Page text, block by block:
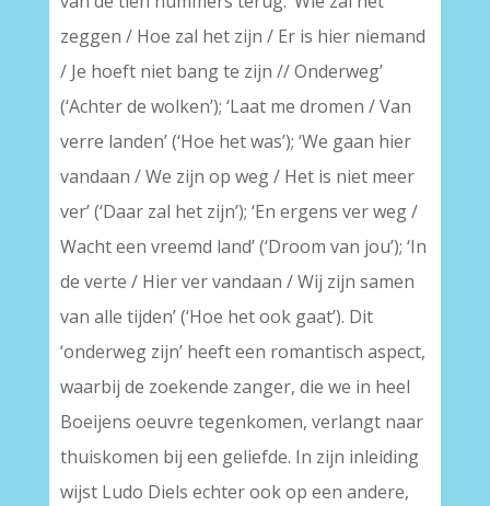
zeggen / Hoe zal het zijn / Er is hier niemand
/ Je hoeft niet bang te zijn // Onderweg’
(‘Achter de wolken’); ‘Laat me dromen / Van
verre landen’ (‘Hoe het was’); ‘We gaan hier
vandaan / We zijn op weg / Het is niet meer
ver’ (‘Daar zal het zijn’); ‘En ergens ver weg /
Wacht een vreemd land’ (‘Droom van jou’); ‘In
de verte / Hier ver vandaan / Wij zijn samen
van alle tijden’ (‘Hoe het ook gaat’). Dit
‘onderweg zijn’ heeft een romantisch aspect,
waarbij de zoekende zanger, die we in heel
Boeijens oeuvre tegenkomen, verlangt naar
thuiskomen bij een geliefde. In zijn inleiding
wijst Ludo Diels echter ook op een andere,